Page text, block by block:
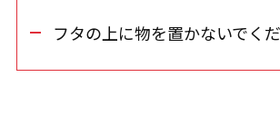
フタの上に物を置かないでくだ